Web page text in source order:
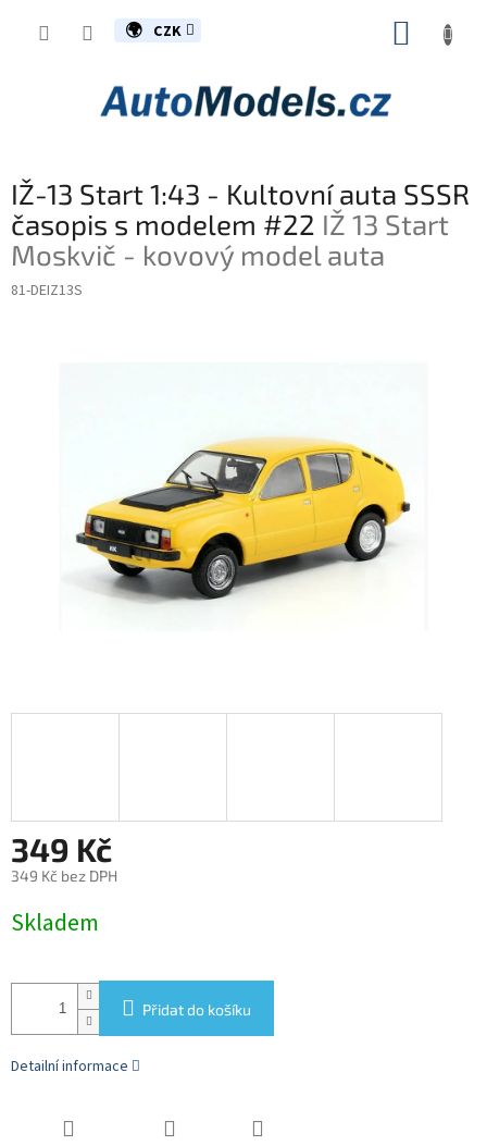
CZK
IŽ-13 Start 1:43 - Kultovní auta SSSR
časopis s modelem #22 IŽ 13 Start
Moskvič - kovový model auta
81-DEIZ13S
349 Kč
349 Kč bez DPH
cena:
Skladem
Přidat do košíku
Detailní informace